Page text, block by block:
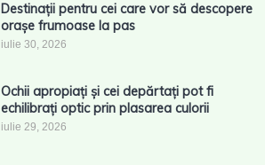
Destinații pentru cei care vor să descopere
orașe frumoase la pas
iulie 30, 2026
Ochii apropiați și cei depărtați pot fi
echilibrați optic prin plasarea culorii
iulie 29, 2026